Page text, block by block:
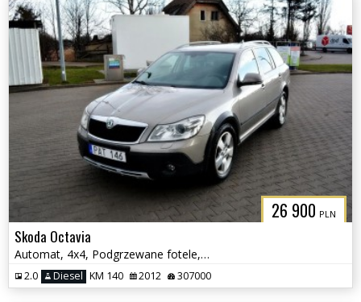
26 900 PLN
Skoda Octavia
Automat, 4x4, Podgrzewane fotele, Serwisowany,Scout
2.0 Diesel KM 140 2012 307000